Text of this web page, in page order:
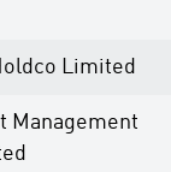
Limited
Management